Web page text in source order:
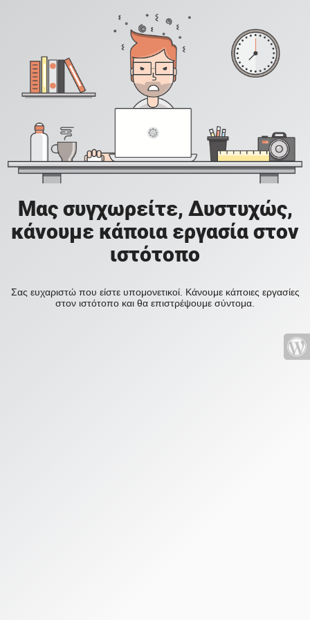
Μας συγχωρείτε, Δυστυχώς,
κάνουμε κάποια εργασία στον
ιστότοπο
Σας ευχαριστώ που είστε υπομονετικοί. Κάνουμε κάποιες εργασίες
στον ιστότοπο και θα επιστρέψουμε σύντομα.